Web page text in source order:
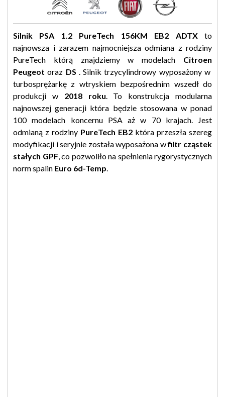
Silnik PSA 1.2 PureTech 156KM EB2 ADTX to
najnowsza i zarazem najmocniejsza odmiana z rodziny
PureTech którą znajdziemy w modelach Citroen
Peugeot oraz DS
. Silnik trzycylindrowy wyposażony w
turbosprężarkę z wtryskiem bezpośrednim wszedł do
produkcji w2018 roku . To konstrukcja modularna
najnowszej generacji która będzie stosowana w ponad
100 modelach koncernu PSA aż w 70 krajach. Jest
odmianą z rodziny PureTech EB2 która przeszła szereg
modyfikacji i seryjnie została wyposażona wfiltr cząstek
stałych GPF, co pozwoliło na spełnienia rygorystycznych
norm spalin Euro 6d-Temp